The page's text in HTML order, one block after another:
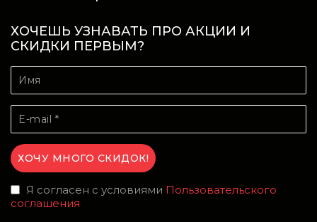
ХОЧЕШЬ УЗНАВАТЬ ПРО АКЦИИ И
СКИДКИ ПЕРВЫМ?
Я согласен с условиями Пользовательского
соглашения